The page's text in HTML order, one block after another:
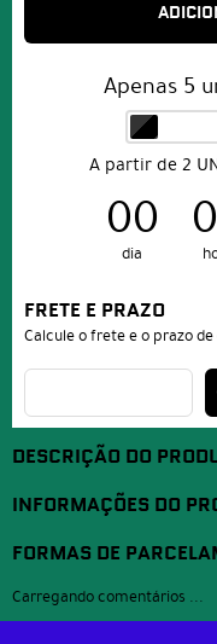
Apenas 5
A partir de 2
00
dia
FRETE E PRAZO
Calcule o frete e o prazo
DESCRIÇÃO DO
INFORMAÇÕES DO
FORMAS DE
Carregando comentários ...